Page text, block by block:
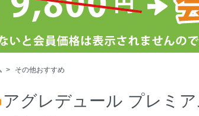
> その他おすすめ
アグレデュール プレミ